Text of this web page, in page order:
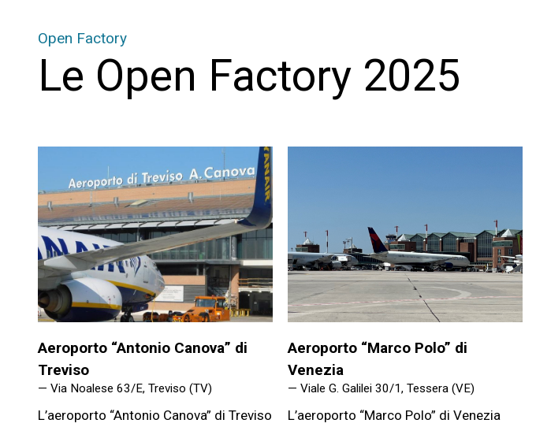
Open Factory
Le Open Factory 2025
Aeroporto “Antonio Canova” di
Treviso
— Via Noalese 63/E, Treviso (TV)
L’aeroporto “Antonio Canova” di Treviso
Aeroporto “Marco Polo” di
Venezia
— Viale G. Galilei 30/1, Tessera (VE)
L’aeroporto “Marco Polo” di Venezia